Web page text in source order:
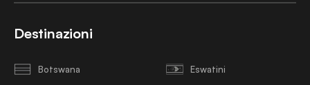
Destinazioni
Botswana Eswatini